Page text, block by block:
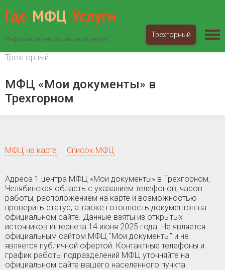
Где МФЦ Услуги
Информационно-справочный ресурс
Трехгорный
Челябинская область
Трехгорный
МФЦ «Мои документы» в
Трехгорном
МФЦ на карте Список МФЦ
Адреса 1 центра МФЦ «Мои документы» в Трехгорном,
Челябинская область c указанием телефонов, часов
работы, расположением на карте и возможностью
проверить статус, а также готовность документов на
официальном сайте. Данные взяты из открытых
источников интернета 14 июня 2025 года. Не является
официальным сайтом МФЦ "Мои документы" и не
является публичной офертой. Контактные телефоны и
график работы подразделений МФЦ уточняйте на
официальном сайте вашего населенного пункта.